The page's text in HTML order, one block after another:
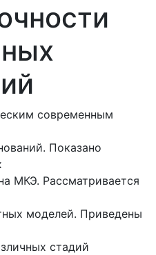
современным
Показано
Рассматривается
Приведены
стадий